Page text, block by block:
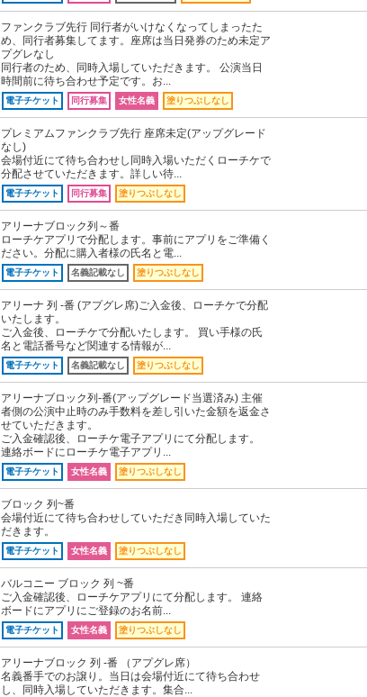
ファンクラブ先行 同行者がいけなくなってしまったた
め、同行者募集してます。座席は当日発券のため未定ア
プグレなし
同行者のため、同時入場していただきます。 公演当日
時間前に待ち合わせ予定です。お...
電子チケット 同行募集 女性名義 塗りつぶしなし
プレミアムファンクラブ先行 座席未定(アップグレード
なし)
会場付近にて待ち合わせし同時入場いただくローチケで
分配させていただきます。詳しい待...
電子チケット 同行募集 塗りつぶしなし
アリーナブロック列～番
ローチケアプリで分配します。事前にアプリをご準備く
ださい。分配に購入者様の氏名と電...
電子チケット 名義記載なし 塗りつぶしなし
アリーナ 列 -番 (アプグレ席)ご入金後、ローチケで分配
いたします。
ご入金後、ローチケで分配いたします。 買い手様の氏
名と電話番号など関連する情報が...
電子チケット 名義記載なし 塗りつぶしなし
アリーナブロック列-番(アップグレード当選済み) 主催
者側の公演中止時のみ手数料を差し引いた金額を返金さ
せていただきます。
ご入金確認後、ローチケ電子アプリにて分配します。
連絡ボードにローチケ電子アプリ...
電子チケット 女性名義 塗りつぶしなし
ブロック 列~番
会場付近にて待ち合わせしていただき同時入場していた
だきます。
電子チケット 女性名義 塗りつぶしなし
バルコニー ブロック 列 ~番
ご入金確認後、ローチケアプリにて分配します。 連絡
ボードにアプリにご登録のお名前...
電子チケット 女性名義 塗りつぶしなし
アリーナブロック 列 -番 （アプグレ席）
名義番手でのお譲り。当日は会場付近にて待ち合わせ
し、同時入場していただきます。集合...